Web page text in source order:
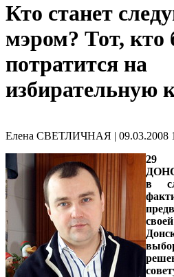
Кто станет
мэром? Тот, кто
потратитcя на
избирательную
Елена СВЕТЛИЧНАЯ | 09.03.2008
29
в